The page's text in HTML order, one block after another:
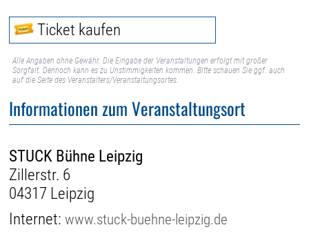
Ticket kaufen
Alle Angaben ohne Gewähr. Die Eingabe der Veranstaltungen erfolgt mit großer
Sorgfalt. Dennoch kann es zu Unstimmigkeiten kommen. Bitte schauen Sie ggf. auch
auf die Seite des Veranstalters/Veranstaltungsortes.
Informationen zum Veranstaltungsort
STUCK Bühne Leipzig
Zillerstr. 6
04317 Leipzig
Internet:www.stuck-buehne-leipzig.de